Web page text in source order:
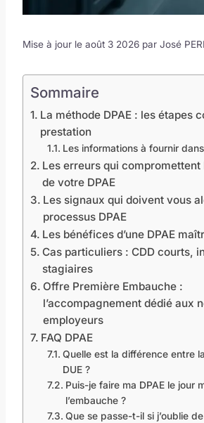
Mise à jour le août 3 2026 par José
Sommaire
La méthode DPAE : les étapes
prestation
Les informations à fournir
Les erreurs qui
de votre DPAE
Les signaux qui doivent vous
processus DPAE
Les bénéfices d’une DPAE
Cas particuliers : CDD courts,
stagiaires
Offre Première Embauche :
l’accompagnement dédié aux
employeurs
FAQ DPAE
Quelle est la différence entre
DUE ?
Puis-je faire ma DPAE le jour
l’embauche ?
Que se passe-t-il si j’oublie